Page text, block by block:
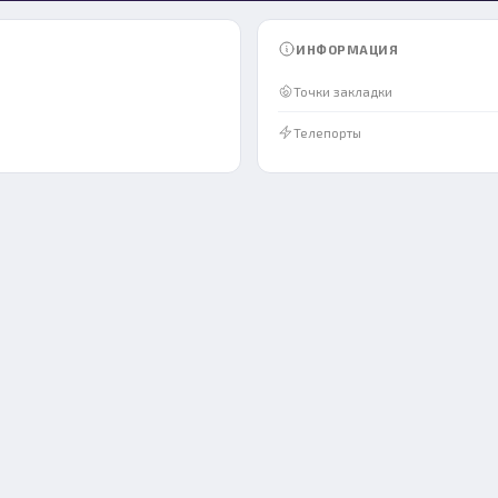
ИНФОРМАЦИЯ
Точки закладки
Телепорты